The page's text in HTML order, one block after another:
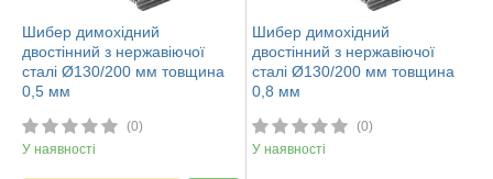
Шибер димохідний
двостінний з нержавіючої
сталі Ø130/200 мм товщина
0,5 мм
(0)
У наявності
Шибер димохідний
двостінний з нержавіючої
сталі Ø130/200 мм товщина
0,8 мм
(0)
У наявності